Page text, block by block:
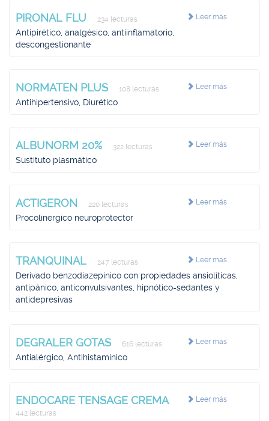
Leer más
PIRONAL FLU 234 lecturas
Antipirético, analgésico, antiinflamatorio,
descongestionante
Leer más
NORMATEN PLUS 108 lecturas
Antihipertensivo, Diurético
Leer más
ALBUNORM 20% 322 lecturas
Sustituto plasmático
Leer más
ACTIGERON 220 lecturas
Procolinérgico neuroprotector
Leer más
TRANQUINAL 247 lecturas
Derivado benzodiazepínico con propiedades ansiolíticas,
antipánico, anticonvulsivantes, hipnótico-sedantes y
antidepresivas
Leer más
DEGRALER GOTAS 616 lecturas
Antialérgico, Antihistamínico
Leer más
ENDOCARE TENSAGE CREMA
442 lecturas